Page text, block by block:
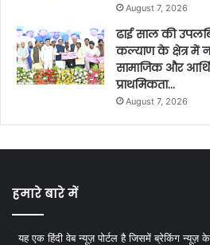
August 7, 2026
ढाई साल की
कल्याण के क्षेत्र में
सामाजिक और
प्राथमिकता…
August 7, 2026
हमारे बारे में
यह एक हिंदी वेब न्यूज़ पोर्टल है जिसमें ब्रेकिंग न्यूज़